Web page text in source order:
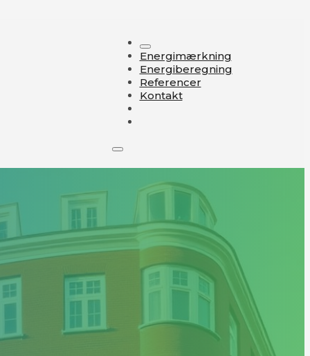
Energimærkning
Energiberegning
Referencer
Kontakt